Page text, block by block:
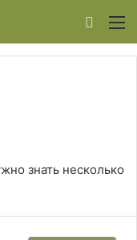
знать несколько